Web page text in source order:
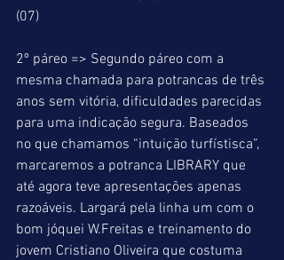
(07)
2º páreo => Segundo páreo com a
mesma chamada para potrancas de três
anos sem vitória, dificuldades parecidas
para uma indicação segura. Baseados
no que chamamos “intuição turfístisca”,
marcaremos a potranca LIBRARY que
até agora teve apresentações apenas
razoáveis. Largará pela linha um com o
bom jóquei W.Freitas e treinamento do
jovem Cristiano Oliveira que costuma